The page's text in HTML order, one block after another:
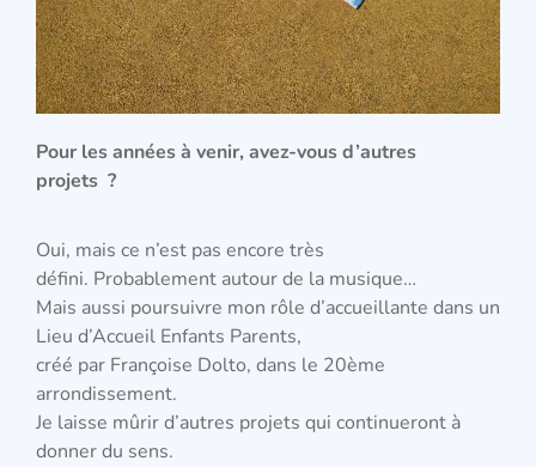
Pour les années à venir, avez-vous d’autres
projets ?
Oui, mais ce n’est pas encore très
défini. Probablement autour de la musique…
Mais aussi poursuivre mon rôle d’accueillante dans un
Lieu d’Accueil Enfants Parents,
créé par Françoise Dolto, dans le 20ème
arrondissement.
Je laisse mûrir d’autres projets qui continueront à
donner du sens.